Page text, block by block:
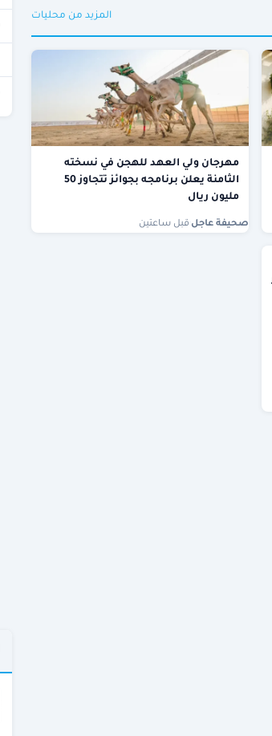
المزيد من محليات
مهرجان ولي العهد للهجن في نسخته
الثامنة يعلن برنامجه بجوائز تتجاوز 50
مليون ريال
صحيفة عاجل قبل ساعتين